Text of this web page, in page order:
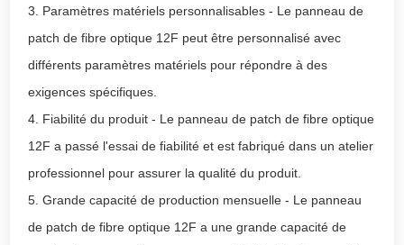
3. Paramètres matériels personnalisables - Le panneau de
patch de fibre optique 12F peut être personnalisé avec
différents paramètres matériels pour répondre à des
exigences spécifiques.
4. Fiabilité du produit - Le panneau de patch de fibre optique
12F a passé l'essai de fiabilité et est fabriqué dans un atelier
professionnel pour assurer la qualité du produit.
5. Grande capacité de production mensuelle - Le panneau
de patch de fibre optique 12F a une grande capacité de